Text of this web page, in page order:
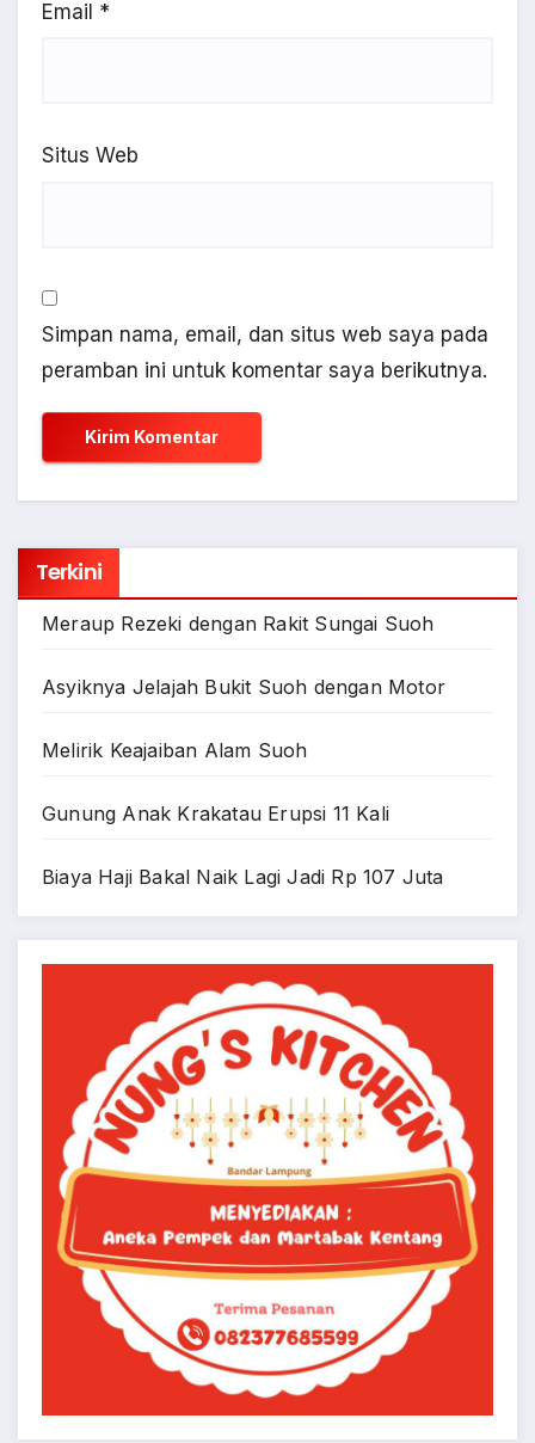
Email *
Situs Web
Simpan nama, email, dan situs web saya pada
peramban ini untuk komentar saya berikutnya.
Terkini
Meraup Rezeki dengan Rakit Sungai Suoh
Asyiknya Jelajah Bukit Suoh dengan Motor
Melirik Keajaiban Alam Suoh
Gunung Anak Krakatau Erupsi 11 Kali
Biaya Haji Bakal Naik Lagi Jadi Rp 107 Juta